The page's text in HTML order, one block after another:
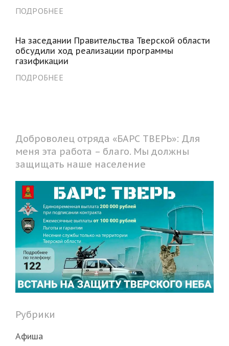
ПОДРОБНЕЕ
На заседании Правительства Тверской области
обсудили ход реализации программы
газификации
ПОДРОБНЕЕ
Доброволец отряда «БАРС ТВЕРЬ»: Для
меня эта работа – благо. Мы должны
защищать наше население
Рубрики
Афиша